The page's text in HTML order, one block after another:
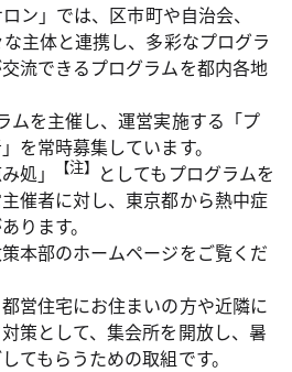
ン」では、区市町や自治会、
主体と連携し、多彩なプログラ
流できるプログラムを都内各地
ムを主催し、運営実施する「プ
を常時募集しています。
処」
【注】 としてもプログラムを
催者に対し、東京都から熱中症
ります。
本部のホームページをご覧くだ
都営住宅にお住まいの方や近隣に
策として、集会所を開放し、暑
てもらうための取組です。